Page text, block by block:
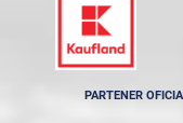
PARTENER